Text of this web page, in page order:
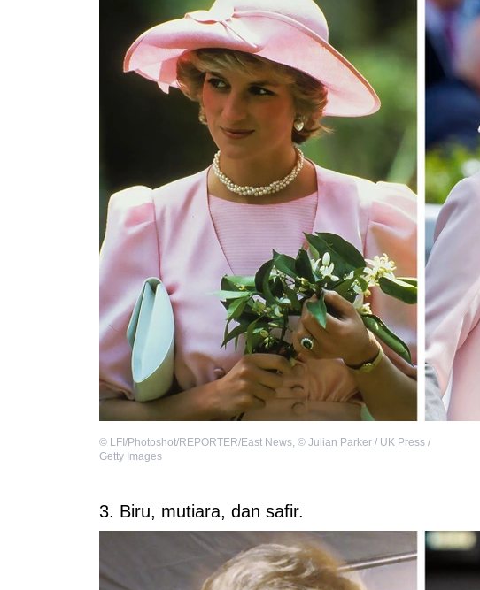
© LFI/Photoshot/REPORTER/East News, © Julian Parker / UK Press /
Getty Images
3. Biru, mutiara, dan safir.